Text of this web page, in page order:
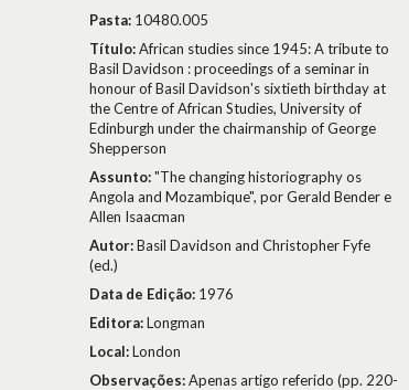
Pasta: 10480.005
Título:African studies since 1945: A tribute to
Basil Davidson : proceedings of a seminar in
honour of Basil Davidson's sixtieth birthday at
the Centre of African Studies, University of
Edinburgh under the chairmanship of George
Shepperson
Assunto:"The changing historiography os
Angola and Mozambique", por Gerald Bender e
Allen Isaacman
Autor:Basil Davidson and Christopher Fyfe
(ed.)
Data de Edição: 1976
Editora:Longman
Local:London
Observações:Apenas artigo referido (pp. 220-